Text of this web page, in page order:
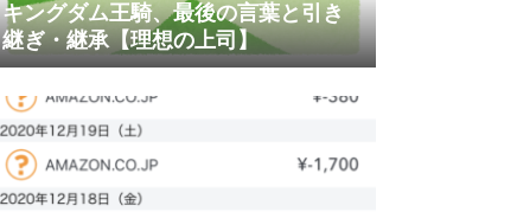
キングダム王騎、最後の言葉と引き
継ぎ・継承【理想の上司】